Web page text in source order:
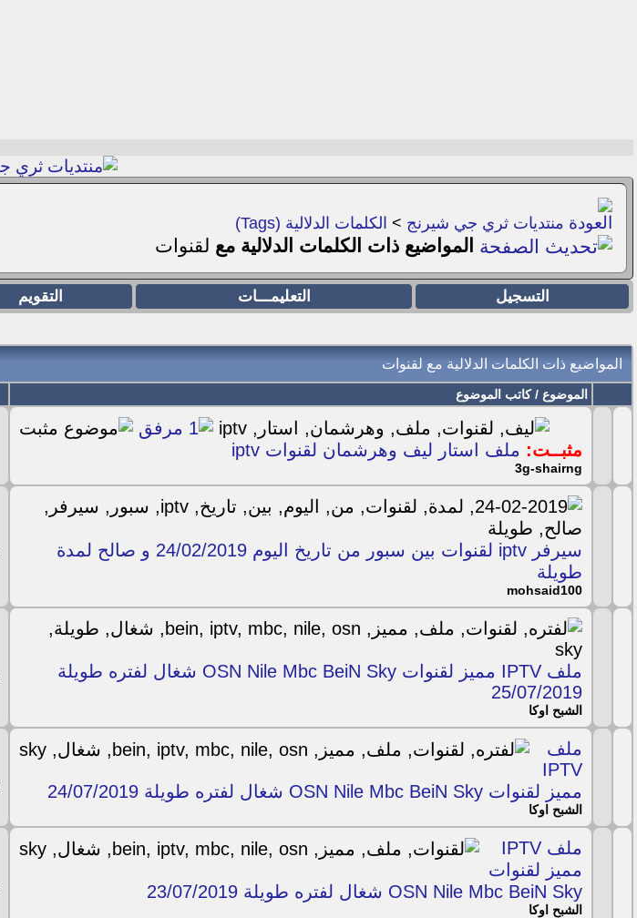
منتديات ثري جي شيرنج > الكلمات الدلالية (Tags)
المواضيع ذات الكلمات الدلالية مع لقنوات
التسجيل التعليمـــات التقويم
المواضيع ذات الكلمات الدلالية مع لقنوات
الموضوع / كاتب الموضوع
مثبــت: ملف استار ليف وهرشمان لقنوات iptv
3g-shairng
سيرفر iptv لقنوات بين سبور من تاريخ اليوم 24/02/2019 و صالح لمدة
طويلة
mohsaid100
ملف IPTV مميز لقنوات OSN Nile Mbc BeiN Sky شغال لفتره طويلة
25/07/2019
الشبح اوكا
ملف
IPTV
مميز لقنوات OSN Nile Mbc BeiN Sky شغال لفتره طويلة 24/07/2019
الشبح اوكا
ملف IPTV
مميز لقنوات
OSN Nile Mbc BeiN Sky شغال لفتره طويلة 23/07/2019
الشبح اوكا